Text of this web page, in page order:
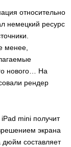
относительно
немецкий ресурс
менее,
нового… На
рендер
mini получит
экрана
дюйм составляет